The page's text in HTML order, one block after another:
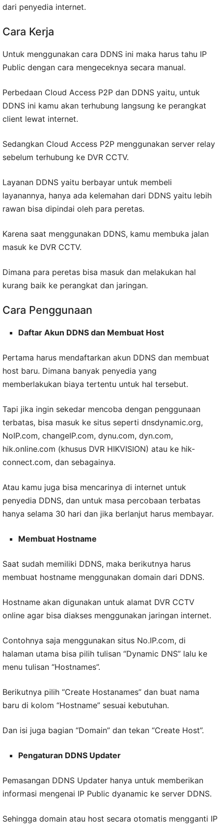
dari penyedia internet.
Cara Kerja
Untuk menggunakan cara DDNS ini maka harus tahu IP
Public dengan cara mengeceknya secara manual.
Perbedaan Cloud Access P2P dan DDNS yaitu, untuk
DDNS ini kamu akan terhubung langsung ke perangkat
client lewat internet.
Sedangkan Cloud Access P2P menggunakan server relay
sebelum terhubung ke DVR CCTV.
Layanan DDNS yaitu berbayar untuk membeli
layanannya, hanya ada kelemahan dari DDNS yaitu lebih
rawan bisa dipindai oleh para peretas.
Karena saat menggunakan DDNS, kamu membuka jalan
masuk ke DVR CCTV.
Dimana para peretas bisa masuk dan melakukan hal
kurang baik ke perangkat dan jaringan.
Cara Penggunaan
Daftar Akun DDNS dan Membuat Host
Pertama harus mendaftarkan akun DDNS dan membuat
host baru. Dimana banyak penyedia yang
memberlakukan biaya tertentu untuk hal tersebut.
Tapi jika ingin sekedar mencoba dengan penggunaan
terbatas, bisa masuk ke situs seperti dnsdynamic.org,
NoIP.com, changeIP.com, dynu.com, dyn.com,
hik.online.com (khusus DVR HIKVISION) atau ke hik-
connect.com, dan sebagainya.
Atau kamu juga bisa mencarinya di internet untuk
penyedia DDNS, dan untuk masa percobaan terbatas
hanya selama 30 hari dan jika berlanjut harus membayar.
Membuat Hostname
Saat sudah memiliki DDNS, maka berikutnya harus
membuat hostname menggunakan domain dari DDNS.
Hostname akan digunakan untuk alamat DVR CCTV
online agar bisa diakses menggunakan jaringan internet.
Contohnya saja menggunakan situs No.IP.com, di
halaman utama bisa pilih tulisan “Dynamic DNS” lalu ke
menu tulisan “Hostnames”.
Berikutnya pilih “Create Hostanames” dan buat nama
baru di kolom “Hostname” sesuai kebutuhan.
Dan isi juga bagian “Domain” dan tekan “Create Host”.
Pengaturan DDNS Updater
Pemasangan DDNS Updater hanya untuk memberikan
informasi mengenai IP Public dyanamic ke server DDNS.
Sehingga domain atau host secara otomatis mengganti IP